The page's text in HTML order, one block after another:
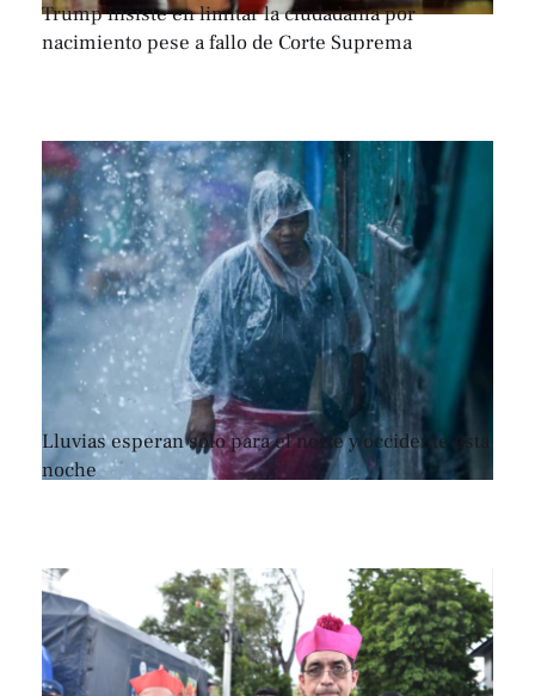
Trump insiste en limitar la ciudadanía por
nacimiento pese a fallo de Corte Suprema
Lluvias esperan sólo para el norte y occidente esta
noche